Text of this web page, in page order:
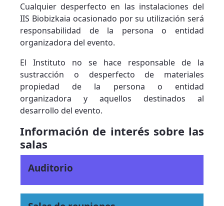
Cualquier desperfecto en las instalaciones del
IIS Biobizkaia ocasionado por su utilización será
responsabilidad de la persona o entidad
organizadora del evento.
El Instituto no se hace responsable de la
sustracción o desperfecto de materiales
propiedad de la persona o entidad
organizadora y aquellos destinados al
desarrollo del evento.
Información de interés sobre las
salas
Auditorio